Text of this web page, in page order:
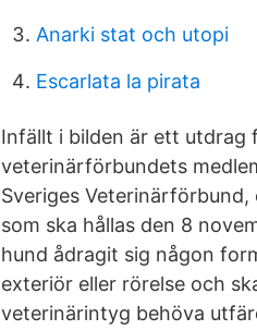
Anarki stat och utopi
Escarlata la pirata
Infällt i bilden är ett utdrag
veterinärförbundets
Sveriges
som ska hållas den 8
hund ådragit sig någon
exteriör eller rörelse och
veterinärintyg behöva